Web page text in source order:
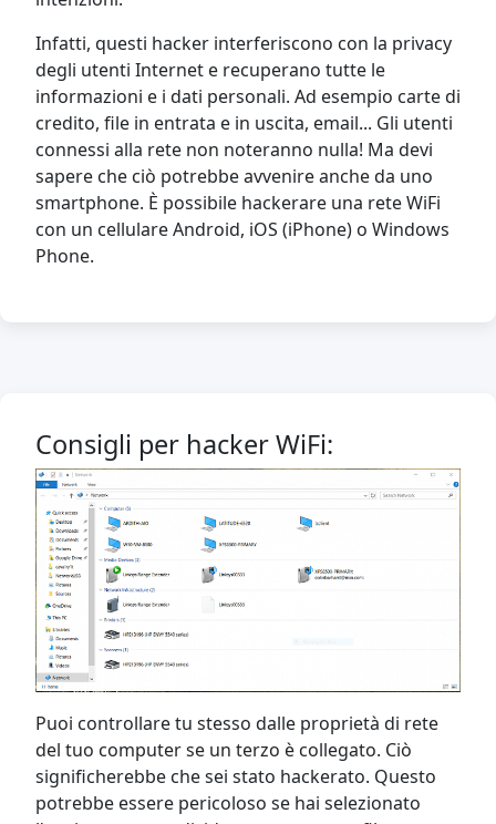
Infatti, questi hacker interferiscono con la privacy
degli utenti Internet e recuperano tutte le
informazioni e i dati personali. Ad esempio carte di
credito, file in entrata e in uscita, email... Gli utenti
connessi alla rete non noteranno nulla! Ma devi
sapere che ciò potrebbe avvenire anche da uno
smartphone. È possibile hackerare una rete WiFi
con un cellulare Android, iOS (iPhone) o Windows
Phone.
Consigli per hacker WiFi:
Puoi controllare tu stesso dalle proprietà di rete
del tuo computer se un terzo è collegato. Ciò
significherebbe che sei stato hackerato. Questo
potrebbe essere pericoloso se hai selezionato